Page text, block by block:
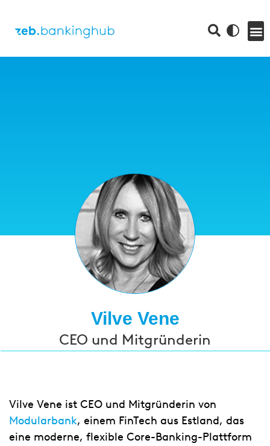
Vilve Vene
CEO und Mitgründerin
Vilve Vene ist CEO und Mitgründerin von
Modularbank, einem FinTech aus Estland, das
eine moderne, flexible Core-Banking-Plattform